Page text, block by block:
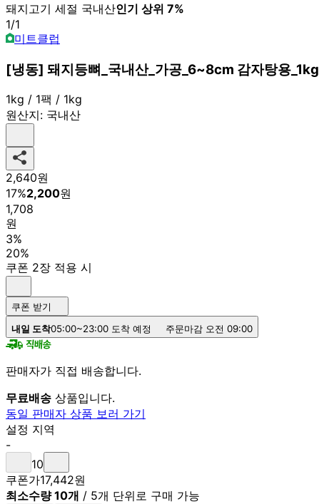
돼지고기 세절 국내산인기 상위 7%
1/1
미트클럽
[냉동] 돼지등뼈_국내산_가공_6~8cm 감자탕용_1kg
1kg / 1팩 / 1kg
원산지: 국내산
2,640원
17%2,200원
1,708
원
3%
20%
쿠폰 2장 적용 시
쿠폰 받기
내일 도착05:00~23:00 도착 예정 주문마감 오전 09:00
판매자가 직접 배송합니다.
무료배송 상품입니다.
동일 판매자 상품 보러 가기
설정 지역
-
10
쿠폰가17,442원
최소수량 10개 / 5개 단위로 구매 가능